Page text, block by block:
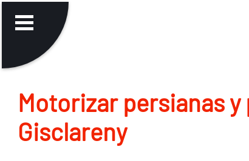
Motorizar persianas
Gisclareny